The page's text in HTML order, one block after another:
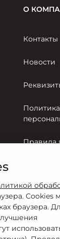
О
Контакты
Новости
Правила
Cookies
браузера.